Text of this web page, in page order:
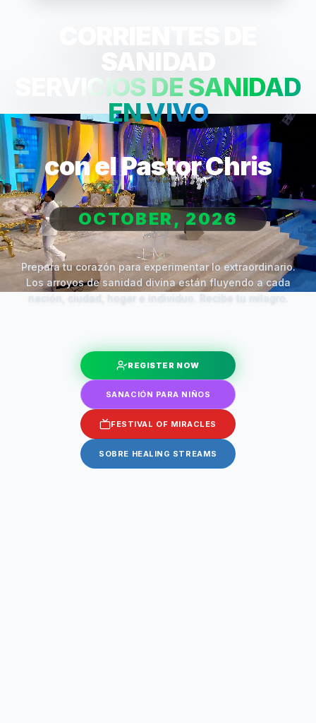
SANIDAD
SERVICIOS DE SANIDAD
EN VIVO
con el Pastor Chris
OCTOBER, 2026
Prepara tu corazón para experimentar lo extraordinario.
Los arroyos de sanidad divina están fluyendo a cada
REGISTER NOW
SANACIÓN PARA NIÑOS
FESTIVAL OF MIRACLES
SOBRE HEALING STREAMS